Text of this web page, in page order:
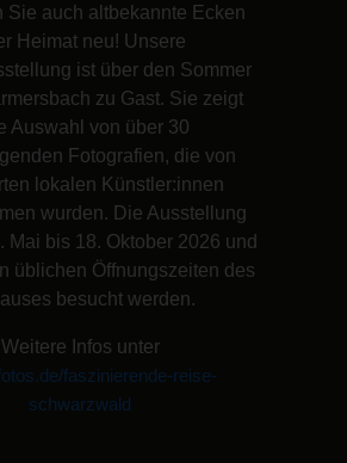
Sie auch altbekannte Ecken
Heimat neu! Unsere
ist über den Sommer
zu Gast. Sie zeigt
Auswahl von über 30
Fotografien, die von
lokalen Künstler:innen
wurden. Die Ausstellung
Mai bis 18. Oktober 2026 und
üblichen Öffnungszeiten des
besucht werden.
Weitere Infos unter
faszinierende-reise-
schwarzwald